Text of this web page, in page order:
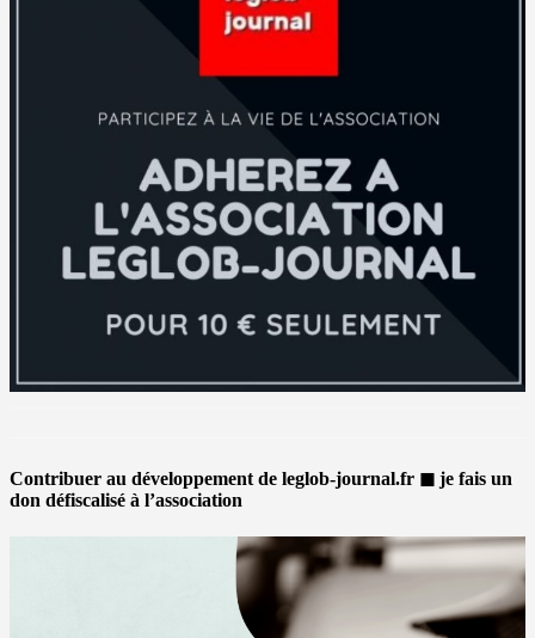
Contribuer au développement de leglob-journal.fr ◼ je fais un
don défiscalisé à l’association